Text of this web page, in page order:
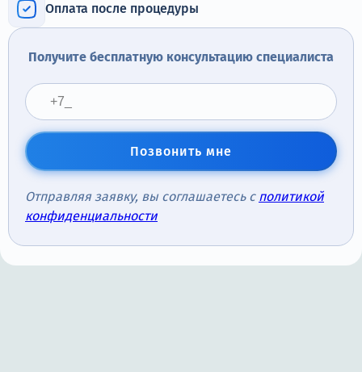
+7 (905) 483-87-88
Коломна, пр. Кирова, 48а
Оплата после процедуры
Получите бесплатную консультацию специалиста
Позвонить мне
Отправляя заявку, вы соглашаетесь с политикой
конфиденциальности